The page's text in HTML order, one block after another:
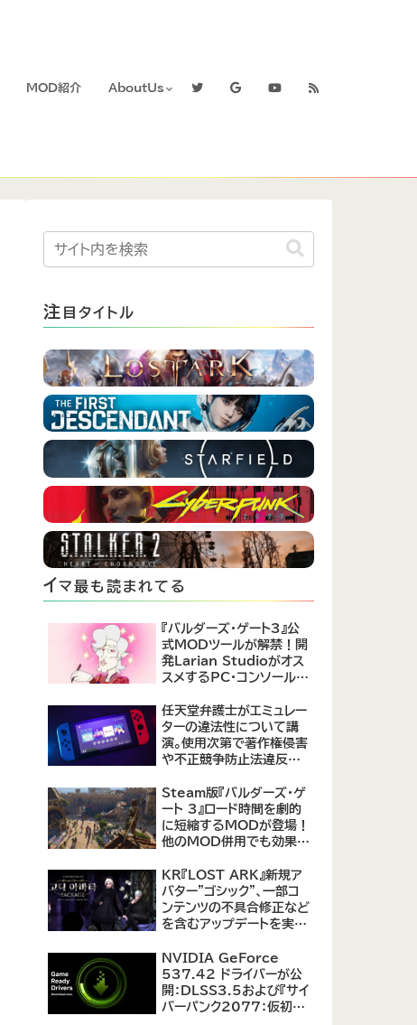
MOD紹介 AboutUs
注 目タイトル
イマ最も読まれてる
『バルダーズ・ゲート3』公
式MODツールが解禁！開
発Larian Studioがオス
スメするPC・コンソール向
任天堂弁護士がエミュレー
ターの違法性について講
演。使用次第で著作権侵害
や不正競争防止法違反に
Steam版『バルダーズ・ゲ
ート 3』ロード時間を劇的
に短縮するMODが登場！
他のMOD併用でも効果を
価
KR『LOST ARK』新規ア
バター"ゴシック"、一部コ
ンテンツの不具合修正など
を含むアップデートを実
NVIDIA GeForce
537.42 ドライバーが公
開：DLSS3.5および『サイ
バーパンク2077：仮初め